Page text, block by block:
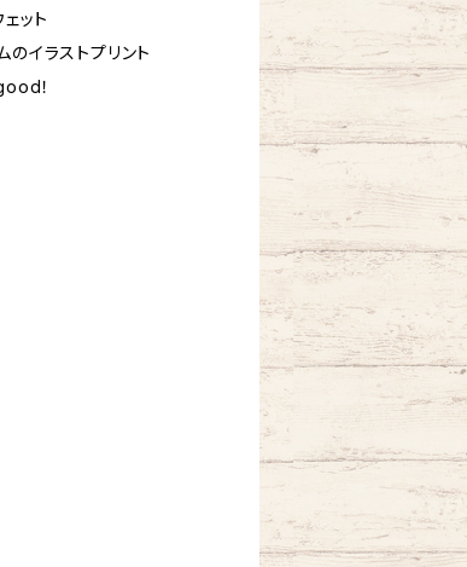
ット
イラストプリント
！